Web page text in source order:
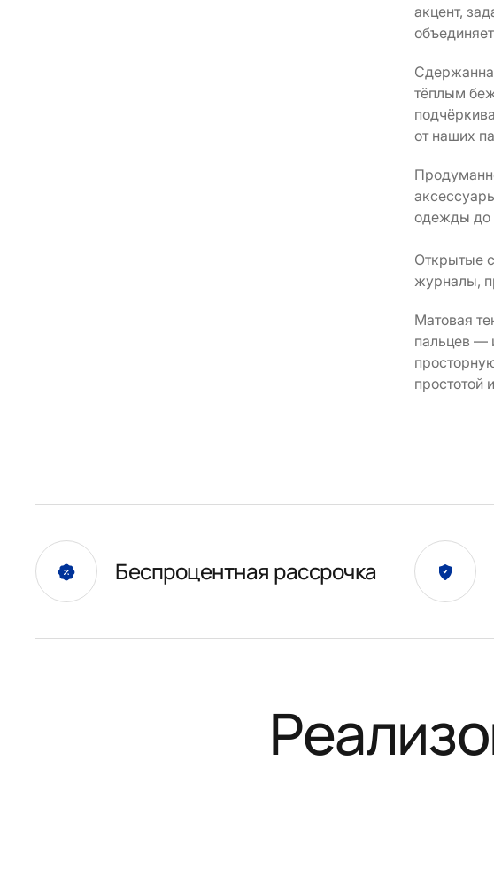
акцент,
тёплым
от наших
одежды до
Открытые
журналы,
Матовая
пальцев —
простотой
Беспроцентная рассрочка